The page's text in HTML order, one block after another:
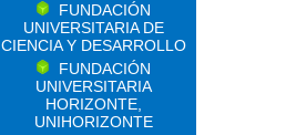
FUNDACIÓN
UNIVERSITARIA DE
CIENCIA Y DESARROLLO
FUNDACIÓN
UNIVERSITARIA
HORIZONTE,
UNIHORIZONTE